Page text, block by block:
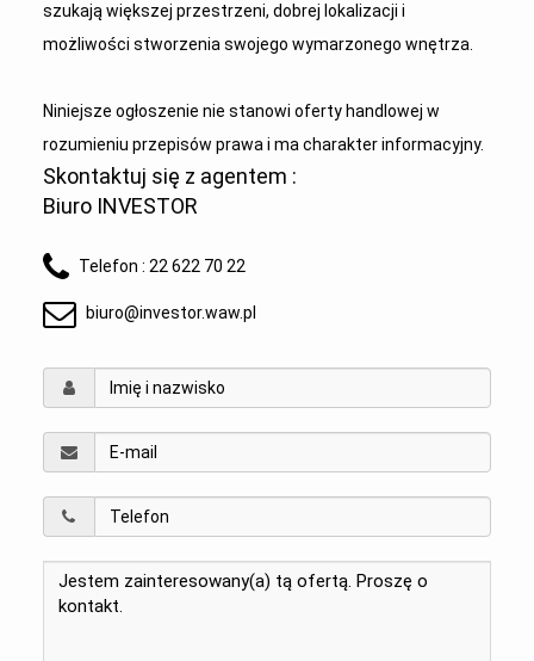
szukają większej przestrzeni, dobrej lokalizacji i
możliwości stworzenia swojego wymarzonego wnętrza.
Niniejsze ogłoszenie nie stanowi oferty handlowej w
rozumieniu przepisów prawa i ma charakter informacyjny.
Skontaktuj się z agentem :
Biuro INVESTOR
Telefon : 22 622 70 22
biuro@investor.waw.pl